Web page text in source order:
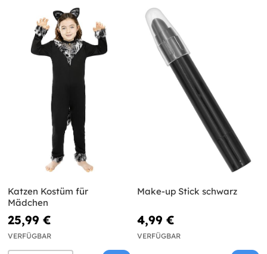
Katzen Kostüm für
Mädchen
25,99 €
VERFÜGBAR
Make-up Stick schwarz
4,99 €
VERFÜGBAR